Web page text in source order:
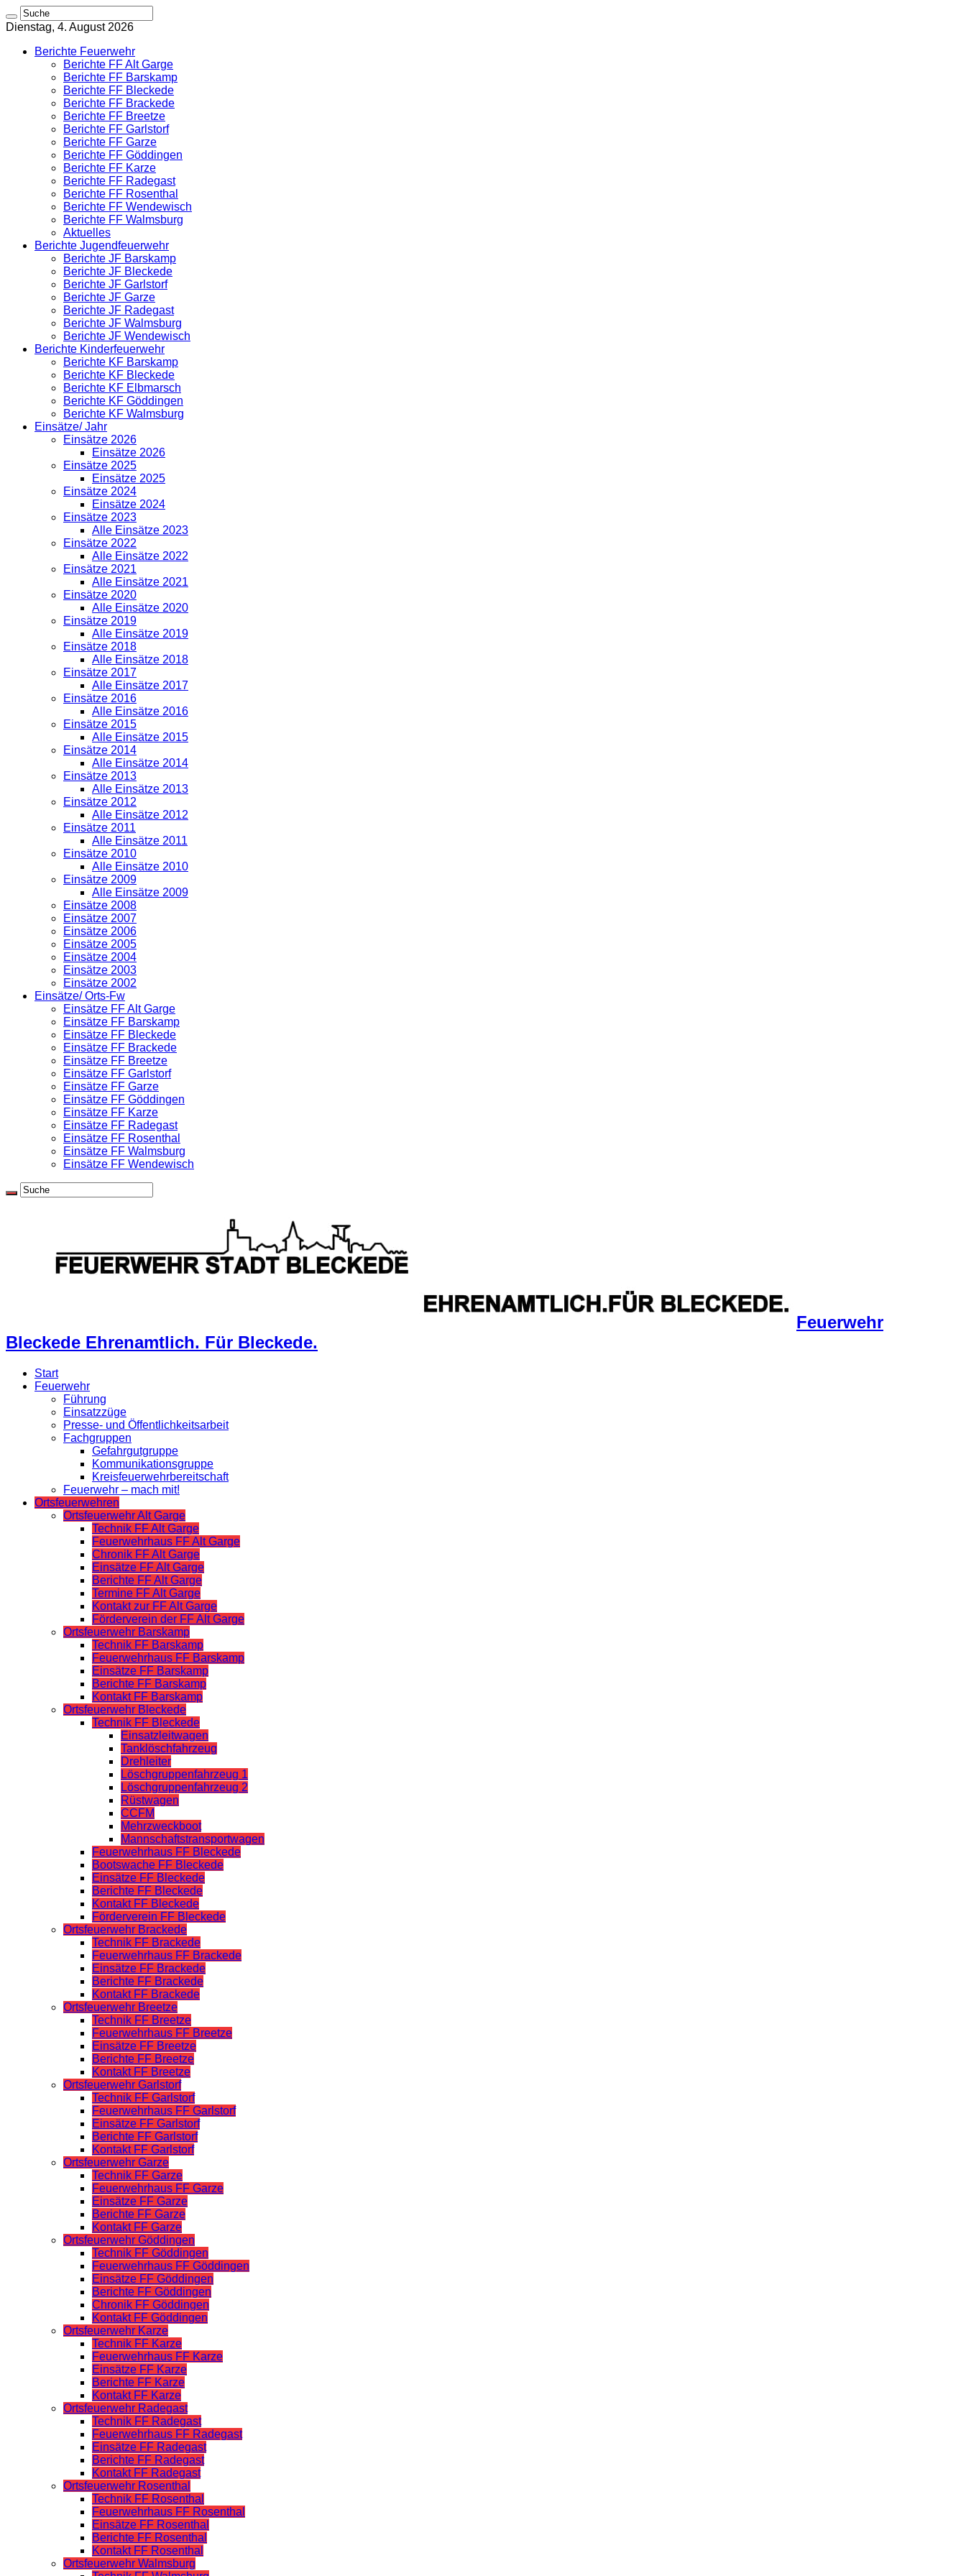
Dienstag, 4. August 2026
Berichte Feuerwehr
Berichte FF Alt Garge
Berichte FF Barskamp
Berichte FF Bleckede
Berichte FF Brackede
Berichte FF Breetze
Berichte FF Garlstorf
Berichte FF Garze
Berichte FF Göddingen
Berichte FF Karze
Berichte FF Radegast
Berichte FF Rosenthal
Berichte FF Wendewisch
Berichte FF Walmsburg
Aktuelles
Berichte Jugendfeuerwehr
Berichte JF Barskamp
Berichte JF Bleckede
Berichte JF Garlstorf
Berichte JF Garze
Berichte JF Radegast
Berichte JF Walmsburg
Berichte JF Wendewisch
Berichte Kinderfeuerwehr
Berichte KF Barskamp
Berichte KF Bleckede
Berichte KF Elbmarsch
Berichte KF Göddingen
Berichte KF Walmsburg
Einsätze/ Jahr
Einsätze 2026
Einsätze 2026
Einsätze 2025
Einsätze 2025
Einsätze 2024
Einsätze 2024
Einsätze 2023
Alle Einsätze 2023
Einsätze 2022
Alle Einsätze 2022
Einsätze 2021
Alle Einsätze 2021
Einsätze 2020
Alle Einsätze 2020
Einsätze 2019
Alle Einsätze 2019
Einsätze 2018
Alle Einsätze 2018
Einsätze 2017
Alle Einsätze 2017
Einsätze 2016
Alle Einsätze 2016
Einsätze 2015
Alle Einsätze 2015
Einsätze 2014
Alle Einsätze 2014
Einsätze 2013
Alle Einsätze 2013
Einsätze 2012
Alle Einsätze 2012
Einsätze 2011
Alle Einsätze 2011
Einsätze 2010
Alle Einsätze 2010
Einsätze 2009
Alle Einsätze 2009
Einsätze 2008
Einsätze 2007
Einsätze 2006
Einsätze 2005
Einsätze 2004
Einsätze 2003
Einsätze 2002
Einsätze/ Orts-Fw
Einsätze FF Alt Garge
Einsätze FF Barskamp
Einsätze FF Bleckede
Einsätze FF Brackede
Einsätze FF Breetze
Einsätze FF Garlstorf
Einsätze FF Garze
Einsätze FF Göddingen
Einsätze FF Karze
Einsätze FF Radegast
Einsätze FF Rosenthal
Einsätze FF Walmsburg
Einsätze FF Wendewisch
Feuerwehr
Bleckede Ehrenamtlich. Für Bleckede.
Start
Feuerwehr
Führung
Einsatzzüge
Presse- und Öffentlichkeitsarbeit
Fachgruppen
Gefahrgutgruppe
Kommunikationsgruppe
Kreisfeuerwehrbereitschaft
Feuerwehr – mach mit!
Ortsfeuerwehren
Ortsfeuerwehr Alt Garge
Technik FF Alt Garge
Feuerwehrhaus FF Alt Garge
Chronik FF Alt Garge
Einsätze FF Alt Garge
Berichte FF Alt Garge
Termine FF Alt Garge
Kontakt zur FF Alt Garge
Förderverein der FF Alt Garge
Ortsfeuerwehr Barskamp
Technik FF Barskamp
Feuerwehrhaus FF Barskamp
Einsätze FF Barskamp
Berichte FF Barskamp
Kontakt FF Barskamp
Ortsfeuerwehr Bleckede
Technik FF Bleckede
Einsatzleitwagen
Tanklöschfahrzeug
Drehleiter
Löschgruppenfahrzeug 1
Löschgruppenfahrzeug 2
Rüstwagen
CCFM
Mehrzweckboot
Mannschaftstransportwagen
Feuerwehrhaus FF Bleckede
Bootswache FF Bleckede
Einsätze FF Bleckede
Berichte FF Bleckede
Kontakt FF Bleckede
Förderverein FF Bleckede
Ortsfeuerwehr Brackede
Technik FF Brackede
Feuerwehrhaus FF Brackede
Einsätze FF Brackede
Berichte FF Brackede
Kontakt FF Brackede
Ortsfeuerwehr Breetze
Technik FF Breetze
Feuerwehrhaus FF Breetze
Einsätze FF Breetze
Berichte FF Breetze
Kontakt FF Breetze
Ortsfeuerwehr Garlstorf
Technik FF Garlstorf
Feuerwehrhaus FF Garlstorf
Einsätze FF Garlstorf
Berichte FF Garlstorf
Kontakt FF Garlstorf
Ortsfeuerwehr Garze
Technik FF Garze
Feuerwehrhaus FF Garze
Einsätze FF Garze
Berichte FF Garze
Kontakt FF Garze
Ortsfeuerwehr Göddingen
Technik FF Göddingen
Feuerwehrhaus FF Göddingen
Einsätze FF Göddingen
Berichte FF Göddingen
Chronik FF Göddingen
Kontakt FF Göddingen
Ortsfeuerwehr Karze
Technik FF Karze
Feuerwehrhaus FF Karze
Einsätze FF Karze
Berichte FF Karze
Kontakt FF Karze
Ortsfeuerwehr Radegast
Technik FF Radegast
Feuerwehrhaus FF Radegast
Einsätze FF Radegast
Berichte FF Radegast
Kontakt FF Radegast
Ortsfeuerwehr Rosenthal
Technik FF Rosenthal
Feuerwehrhaus FF Rosenthal
Einsätze FF Rosenthal
Berichte FF Rosenthal
Kontakt FF Rosenthal
Ortsfeuerwehr Walmsburg